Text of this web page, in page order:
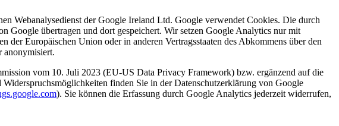
Webanalysedienst der Google Ireland Ltd. Google verwendet Cookies. Die durch
Google übertragen und dort gespeichert. Wir setzen Google Analytics nur mit
Europäischen Union oder in anderen Vertragsstaaten des Abkommens über den
anonymisiert.
vom 10. Juli 2023 (EU-US Data Privacy Framework) bzw. ergänzend auf die
finden Sie in der Datenschutzerklärung von Google
). Sie können die Erfassung durch Google Analytics jederzeit widerrufen,